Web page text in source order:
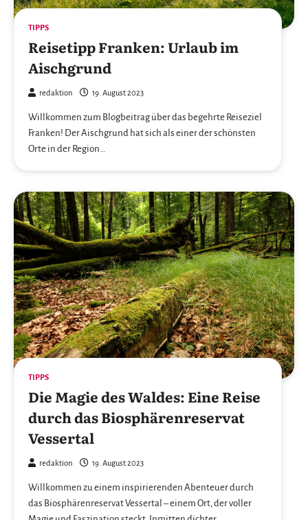
TIPPS
Reisetipp Franken: Urlaub im
Aischgrund
redaktion 19. August 2023
Willkommen zum Blogbeitrag über das begehrte Reiseziel
Franken! Der Aischgrund hat sich als einer der schönsten
Orte in der Region…
TIPPS
Die Magie des Waldes: Eine Reise
durch das Biosphärenreservat
Vessertal
redaktion 19. August 2023
Willkommen zu einem inspirierenden Abenteuer durch
das Biosphärenreservat Vessertal – einem Ort, der voller